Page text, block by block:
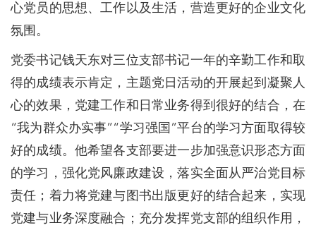
心党员的思想、工作以及生活，营造更好的企业文化
氛围。
党委书记钱天东对三位支部书记一年的辛勤工作和取
得的成绩表示肯定，主题党日活动的开展起到凝聚人
心的效果，党建工作和日常业务得到很好的结合，在
“我为群众办实事”“学习强国”平台的学习方面取得较
好的成绩。他希望各支部要进一步加强意识形态方面
的学习，强化党风廉政建设，落实全面从严治党目标
责任；着力将党建与图书出版更好的结合起来，实现
党建与业务深度融合；充分发挥党支部的组织作用，